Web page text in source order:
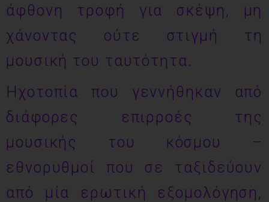
άφθονη τροφή για σκέψη, μη
χάνοντας ούτε στιγμή τη
μουσική του ταυτότητα.
Ηχοτοπία που γεννήθηκαν από
διάφορες επιρροές της
μουσικής του κόσμου –
εθνορυθμοί που σε ταξιδεύουν
από μία ερωτική εξομολόγηση,